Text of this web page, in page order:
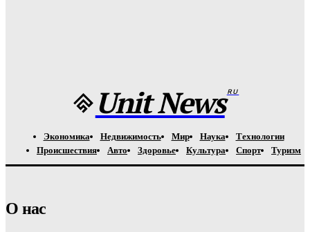
Unit News RU
Экономика Недвижимость Мир Наука
Технологии
Происшествия
Авто Здоровье Культура Спорт Туризм
О нас